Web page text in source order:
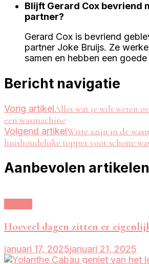
Blijft Gerard Cox bevriend
partner?
Gerard Cox is bevriend
partner Joke Bruijs. Ze
samen en hebben een
Bericht navigatie
Vorig artikelAlles wat je wilt weten
een wasmachine
Volgend artikelWitte azijn in de
huishoudelijke topper voor schone
Aanbevolen artikelen
Hoeveel dagen zitten er
januari 17, 2025januari 21, 2025